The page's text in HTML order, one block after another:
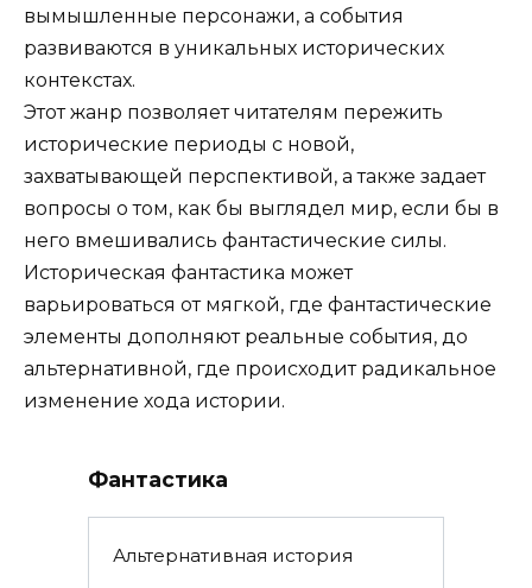
вымышленные персонажи, а события
развиваются в уникальных исторических
контекстах.
Этот жанр позволяет читателям пережить
исторические периоды с новой,
захватывающей перспективой, а также задает
вопросы о том, как бы выглядел мир, если бы в
него вмешивались фантастические силы.
Историческая фантастика может
варьироваться от мягкой, где фантастические
элементы дополняют реальные события, до
альтернативной, где происходит радикальное
изменение хода истории.
Фантастика
Альтернативная история